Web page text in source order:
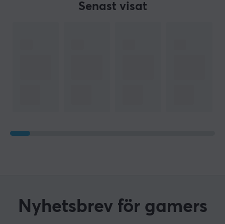
Senast visat
Nyhetsbrev för gamers